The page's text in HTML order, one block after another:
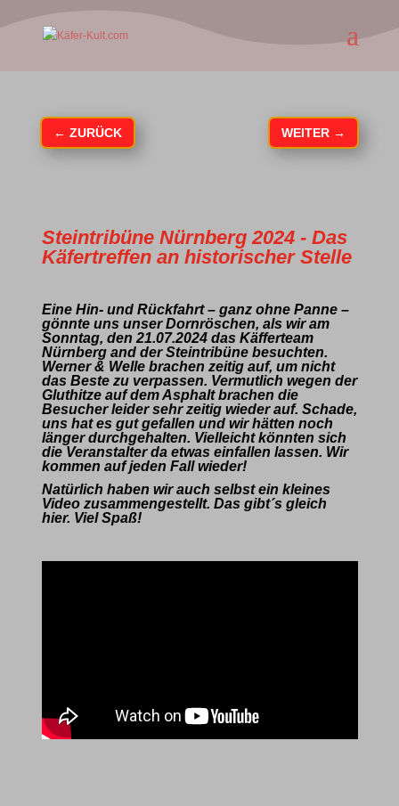
← ZURÜCK WEITER →
Steintribüne Nürnberg 2024 - Das
Käfertreffen an historischer Stelle
Eine Hin- und Rückfahrt – ganz ohne Panne –
gönnte uns unser Dornröschen, als wir am
Sonntag, den 21.07.2024 das Käfferteam
Nürnberg and der Steintribüne besuchten.
Werner & Welle brachen zeitig auf, um nicht
das Beste zu verpassen. Vermutlich wegen der
Gluthitze auf dem Asphalt brachen die
Besucher leider sehr zeitig wieder auf. Schade,
uns hat es gut gefallen und wir hätten noch
länger durchgehalten. Vielleicht könnten sich
die Veranstalter da etwas einfallen lassen. Wir
kommen auf jeden Fall wieder!
Natürlich haben wir auch selbst ein kleines
Video zusammengestellt. Das gibt´s gleich
hier. Viel Spaß!